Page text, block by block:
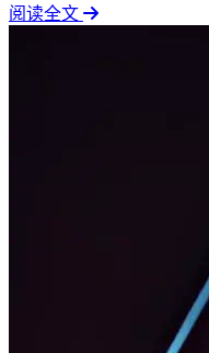
阅读全文